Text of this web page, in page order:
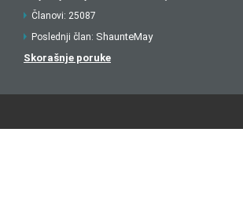
Članovi: 25087
Poslednji član: ShaunteMay
Skorašnje poruke